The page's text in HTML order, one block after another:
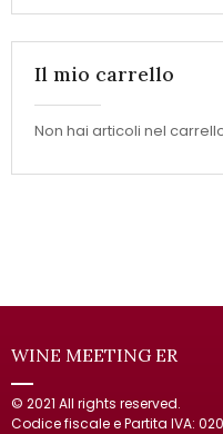
Il mio carrello
Non hai articoli nel
WINE MEETING ER
© 2021 All rights reserved.
Codice fiscale e Partita IVA: